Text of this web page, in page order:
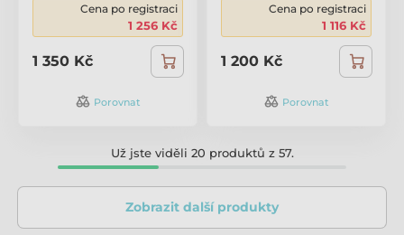
Cena po registraci
1 256 Kč
1 350 Kč
Porovnat
Cena po registraci
1 116 Kč
1 200 Kč
Porovnat
Už jste viděli 20 produktů z 57.
Zobrazit další produkty